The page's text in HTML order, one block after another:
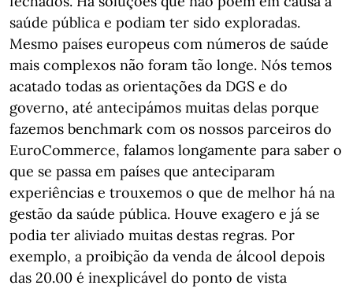
saúde pública e podiam ter sido exploradas.
Mesmo países europeus com números de saúde
mais complexos não foram tão longe. Nós temos
acatado todas as orientações da DGS e do
governo, até antecipámos muitas delas porque
fazemos benchmark com os nossos parceiros do
EuroCommerce, falamos longamente para saber o
que se passa em países que anteciparam
experiências e trouxemos o que de melhor há na
gestão da saúde pública. Houve exagero e já se
podia ter aliviado muitas destas regras. Por
exemplo, a proibição da venda de álcool depois
das 20.00 é inexplicável do ponto de vista